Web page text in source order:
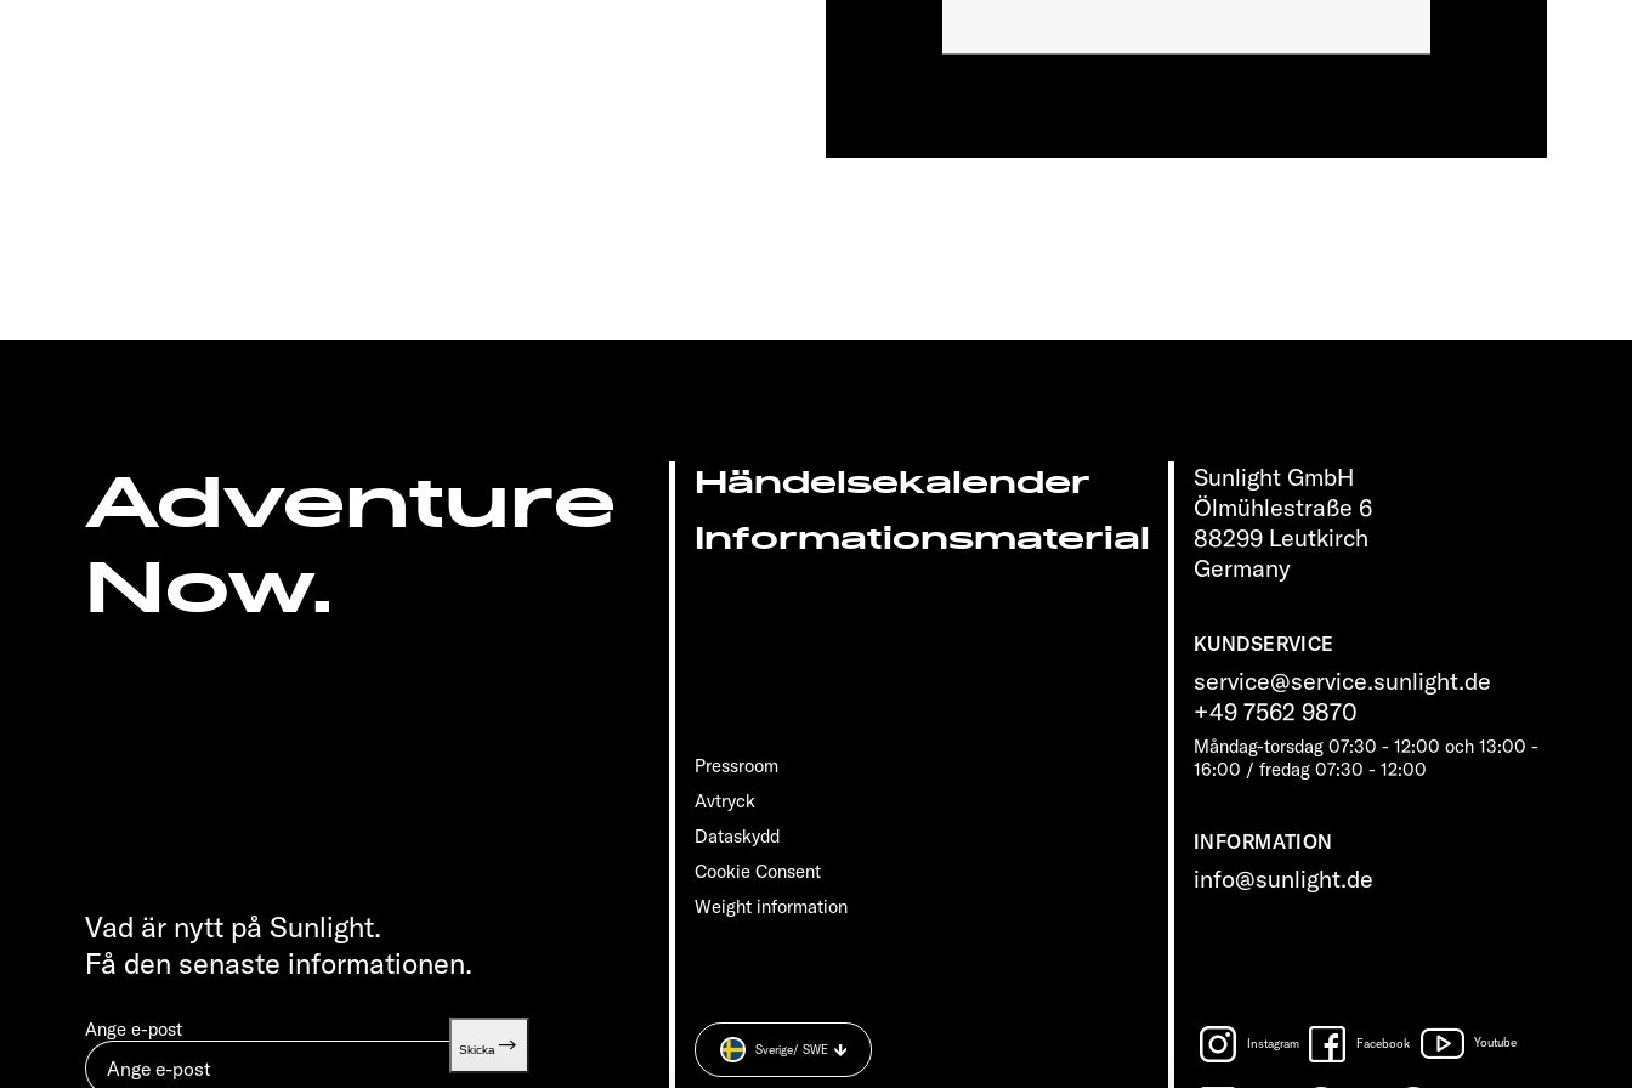
Adventure
Now.
Sunlight GmbH
Ölmühlestraße 6
88299 Leutkirch
Germany
KUNDSERVICE
service@service.sunlight.de
+49 7562 9870
Måndag-torsdag 07:30 - 12:00 och 13:00 -
16:00 / fredag ​​07:30 - 12:00
INFORMATION
info@sunlight.de
Händelsekalender
Informationsmaterial
Pressroom
Avtryck
Dataskydd
Cookie Consent
Weight information
Vad är nytt på Sunlight.
Få den senaste informationen.
Ange e-post
Skicka Instagram Facebook Youtube
Sverige/ SWE